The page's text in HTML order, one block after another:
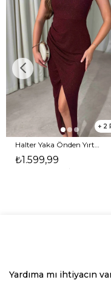
2
₺1.599,99
Yardıma mı ihtiyacın